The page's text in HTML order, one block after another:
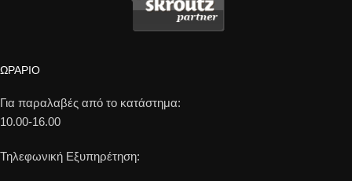
ΩΡΑΡΙΟ
Για παραλαβές από το κατάστημα:
10.00-16.00
Τηλεφωνική Εξυπηρέτηση: